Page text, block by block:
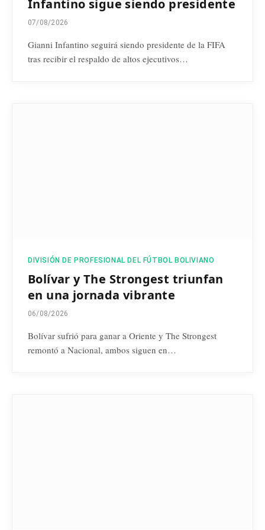
Infantino sigue siendo presidente
07/08/2026
Gianni Infantino seguirá siendo presidente de la FIFA
tras recibir el respaldo de altos ejecutivos…
DIVISIÓN DE PROFESIONAL DEL FÚTBOL BOLIVIANO
Bolívar y The Strongest triunfan
en una jornada vibrante
06/08/2026
Bolívar sufrió para ganar a Oriente y The Strongest
remontó a Nacional, ambos siguen en…